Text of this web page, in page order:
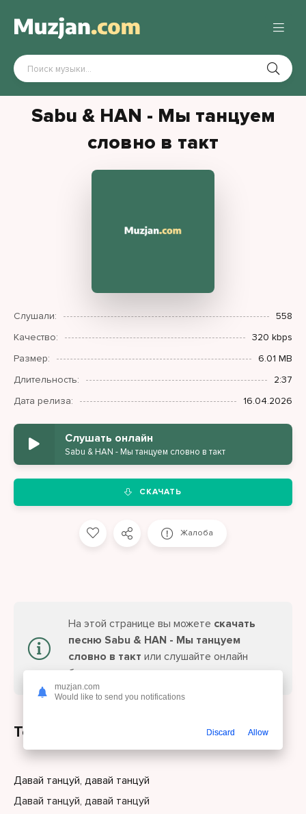
Sabu & HAN - Мы танцуем
словно в такт
Слушали:
558
Качество:
320 kbps
Размер:
6.01 MB
Длительность:
2:37
Дата релиза:
16.04.2026
Слушать онлайн
Sabu & HAN - Мы танцуем словно в такт
СКАЧАТЬ
Жалоба
На этой странице вы можете скачать
песню Sabu & HAN - Мы танцуем
словно в такт или слушайте онлайн
бесплатно.
Текст песни
Давай танцуй, давай танцуй
Давай танцуй, давай танцуй
muzjan.com
Would like to send you notifications
Discard Allow